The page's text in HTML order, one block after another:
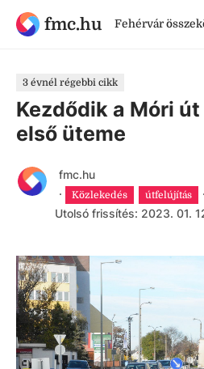
fmc.hu Fehérvár
3 évnél régebbi cikk
Kezdődik a Móri
első üteme
fmc.hu
·
Közlekedés útfelújítás ·
Utolsó frissítés: 2023. 01.